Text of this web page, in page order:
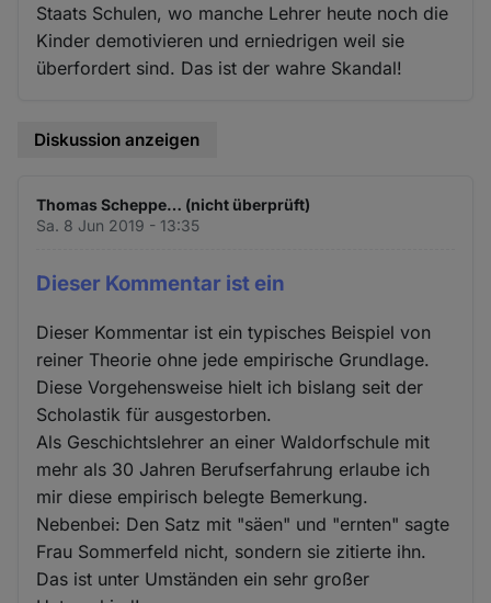
Staats Schulen, wo manche Lehrer heute noch die
Kinder demotivieren und erniedrigen weil sie
überfordert sind. Das ist der wahre Skandal!
Diskussion anzeigen
Thomas Scheppe… (nicht überprüft)
Sa. 8 Jun 2019 - 13:35
Dieser Kommentar ist ein
Dieser Kommentar ist ein typisches Beispiel von
reiner Theorie ohne jede empirische Grundlage.
Diese Vorgehensweise hielt ich bislang seit der
Scholastik für ausgestorben.
Als Geschichtslehrer an einer Waldorfschule mit
mehr als 30 Jahren Berufserfahrung erlaube ich
mir diese empirisch belegte Bemerkung.
Nebenbei: Den Satz mit "säen" und "ernten" sagte
Frau Sommerfeld nicht, sondern sie zitierte ihn.
Das ist unter Umständen ein sehr großer